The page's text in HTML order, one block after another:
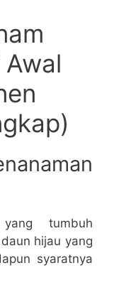
tumbuh
hijau yang
syaratnya